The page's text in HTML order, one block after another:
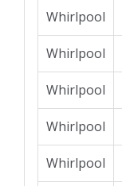
Whirlpool
Whirlpool
Whirlpool
Whirlpool
Whirlpool